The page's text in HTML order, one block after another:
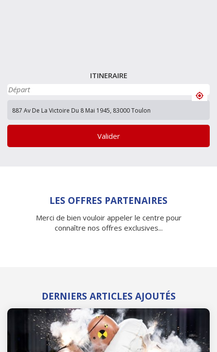
ITINERAIRE
Valider
LES OFFRES PARTENAIRES
Merci de bien vouloir appeler le centre pour
connaître nos offres exclusives...
DERNIERS ARTICLES AJOUTÉS